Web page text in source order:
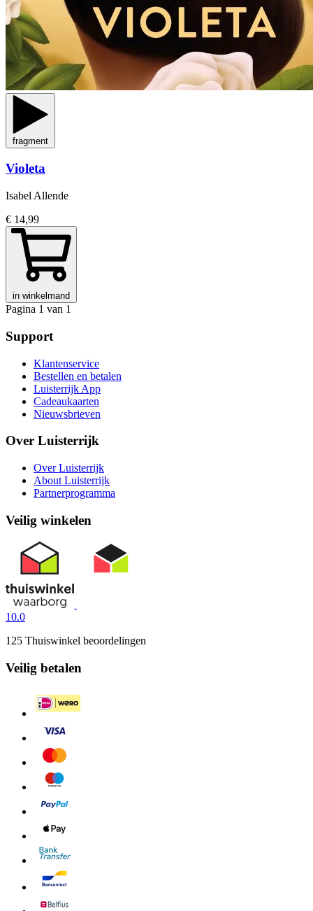
fragment
Violeta
Isabel Allende
€ 14,99
in winkelmand
Pagina 1 van 1
Support
Klantenservice
Bestellen en betalen
Luisterrijk App
Cadeaukaarten
Nieuwsbrieven
Over Luisterrijk
Over Luisterrijk
About Luisterrijk
Partnerprogramma
Veilig winkelen
10.0
125 Thuiswinkel beoordelingen
Veilig betalen